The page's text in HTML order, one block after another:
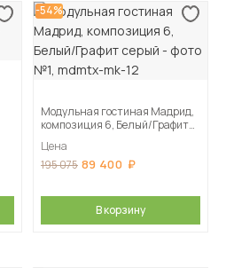
-54%
Модульная гостиная Мадрид,
композиция 6, Белый/Графит
Цена
195 075 89 400
В корзину